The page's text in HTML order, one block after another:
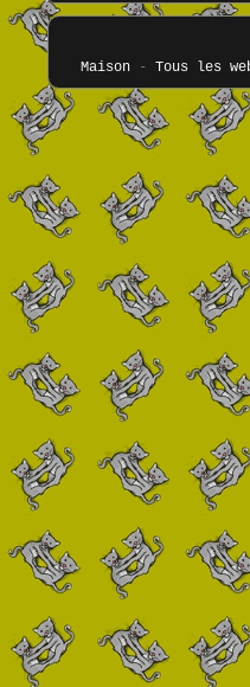
Maison- Tous les